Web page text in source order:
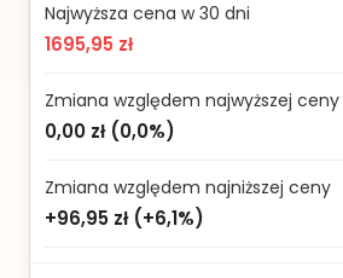
Najwyższa cena w 30 dni
1695,95 zł
Zmiana względem najwyższej ceny
0,00 zł(0,0%)
Zmiana względem najniższej ceny
+96,95 zł(+6,1%)